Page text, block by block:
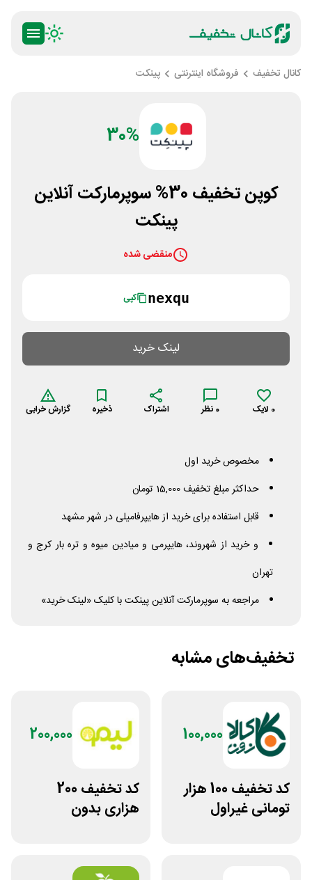
کانال تخفیف فروشگاه اینترنتی پینکت
30%
کوپن تخفیف 30% سوپرمارکت آنلاین
پینکت
منقضی شده
nexqu کپی
لینک خرید
0 لایک 0 نظر اشتراک ذخیره گزارش خرابی
مخصوص خرید اول
حداکثر مبلغ تخفیف 15,000 تومان
قابل استفاده برای خرید از هایپرفامیلی در شهر مشهد
و خرید از شهروند، هایپرمی و میادین میوه و تره بار کرج و
تهران
مراجعه به سوپرمارکت آنلاین پینکت با کلیک «لینک خرید»
تخفیف‌های مشابه
100,000
کد تخفیف 100 هزار
تومانی غیراول
200,000
کد تخفیف 200
هزاری بدون